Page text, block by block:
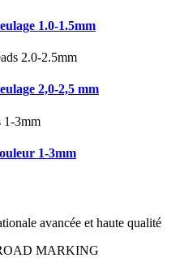
1.0-1.5mm
2,0-2,5 mm
1-3mm
avancée et haute qualité